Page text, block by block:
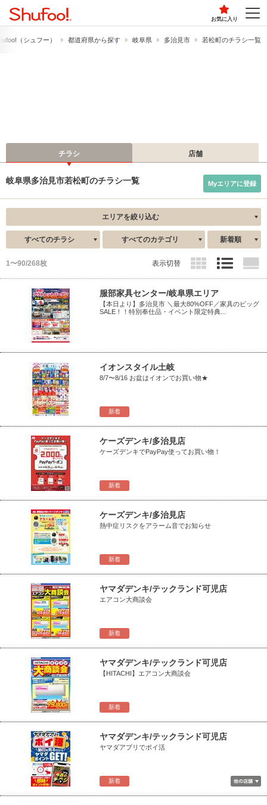
お気に入り
（シュフー） 都道府県から探す 岐阜県 多治見市 若松町のチラシ一覧
チラシ 店舗
岐阜県多治見市若松町のチラシ一覧 Myエリアに登録
エリアを絞り込む
すべてのチラシ すべてのカテゴリ 新着順
1〜90/268枚 表示切替
服部家具センター/岐阜県エリア
【本日より】多治見市 ＼最大80%OFF／家具のビッグ
SALE！！特別奉仕品・イベント限定特典...
新着
イオンスタイル土岐
8/7〜8/16 お盆はイオンでお買い物★
新着
ケーズデンキ/多治見店
ケーズデンキでPayPay使ってお買い物！
新着
ケーズデンキ/多治見店
熱中症リスクをアラーム音でお知らせ
新着
ヤマダデンキ/テックランド可児店
エアコン大商談会
新着
ヤマダデンキ/テックランド可児店
【HITACHI】エアコン大商談会
新着
ヤマダデンキ/テックランド可児店
ヤマダアプリでポイ活